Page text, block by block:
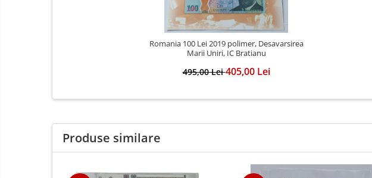
Romania 100 Lei 2019 polimer, Desavarsirea
Marii Uniri, IC Bratianu
495,00 Lei405,00 Lei
Produse similare